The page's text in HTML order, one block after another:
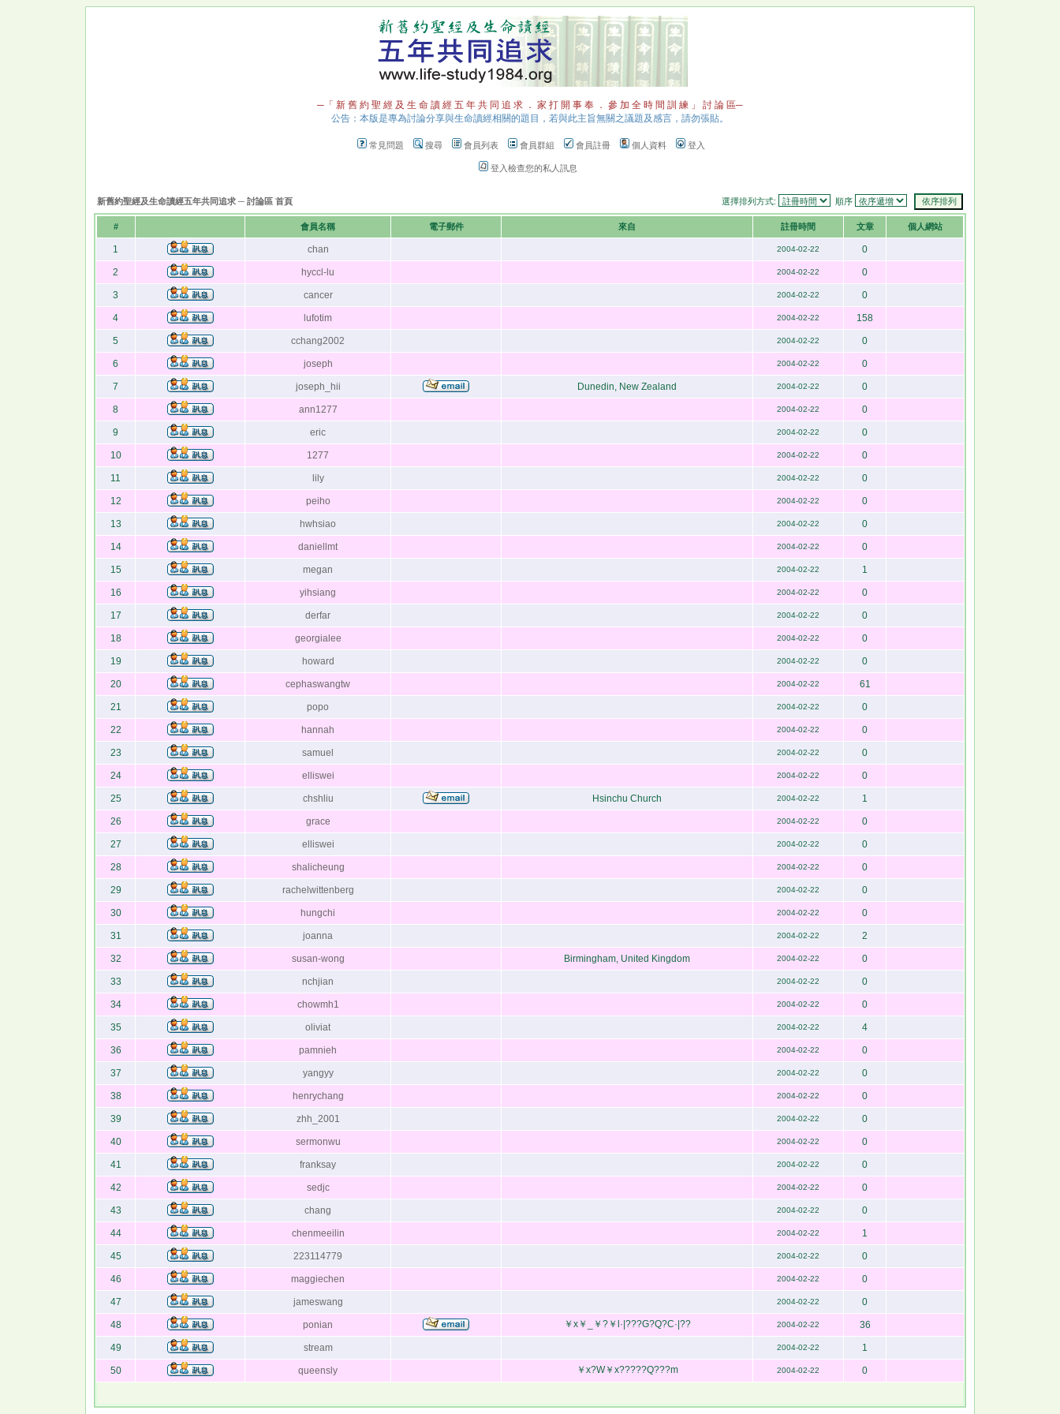
─「 新 舊 約 聖 經 及 生 命 讀 經 五 年 共 同 追 求 ． 家 打 開 事 奉 ． 參 加 全 時 間 訓 練 」 討 論 區─
公告：本版是專為討論分享與生命讀經相關的題目，若與此主旨無關之議題及感言，請勿張貼。
常見問題 搜尋 會員列表 會員群組 會員註冊 個人資料 登入
登入檢查您的私人訊息
新舊約聖經及生命讀經五年共同追求 ─ 討論區 首頁 選擇排列方式: 順序
# 會員名稱 電子郵件 來自 註冊時間 文章 個人網站
1 chan 2004-02-22 0
2 hyccl-lu 2004-02-22 0
3 cancer 2004-02-22 0
4 lufotim 2004-02-22 158
5 cchang2002 2004-02-22 0
6 joseph 2004-02-22 0
7 joseph_hii Dunedin, New Zealand 2004-02-22 0
8 ann1277 2004-02-22 0
9 eric 2004-02-22 0
10 1277 2004-02-22 0
11 lily 2004-02-22 0
12 peiho 2004-02-22 0
13 hwhsiao 2004-02-22 0
14 daniellmt 2004-02-22 0
15 megan 2004-02-22 1
16 yihsiang 2004-02-22 0
17 derfar 2004-02-22 0
18 georgialee 2004-02-22 0
19 howard 2004-02-22 0
20 cephaswangtw 2004-02-22 61
21 popo 2004-02-22 0
22 hannah 2004-02-22 0
23 samuel 2004-02-22 0
24 elliswei 2004-02-22 0
25 chshliu Hsinchu Church 2004-02-22 1
26 grace 2004-02-22 0
27 elliswei 2004-02-22 0
28 shalicheung 2004-02-22 0
29 rachelwittenberg 2004-02-22 0
30 hungchi 2004-02-22 0
31 joanna 2004-02-22 2
32 susan-wong Birmingham, United Kingdom 2004-02-22 0
33 nchjian 2004-02-22 0
34 chowmh1 2004-02-22 0
35 oliviat 2004-02-22 4
36 pamnieh 2004-02-22 0
37 yangyy 2004-02-22 0
38 henrychang 2004-02-22 0
39 zhh_2001 2004-02-22 0
40 sermonwu 2004-02-22 0
41 franksay 2004-02-22 0
42 sedjc 2004-02-22 0
43 chang 2004-02-22 0
44 chenmeeilin 2004-02-22 1
45 223114779 2004-02-22 0
46 maggiechen 2004-02-22 0
47 jameswang 2004-02-22 0
48 ponian ￥x￥_￥?￥l·|???G?Q?C·|?? 2004-02-22 36
49 stream 2004-02-22 1
50 queensly ￥x?W￥x?????Q???m 2004-02-22 0